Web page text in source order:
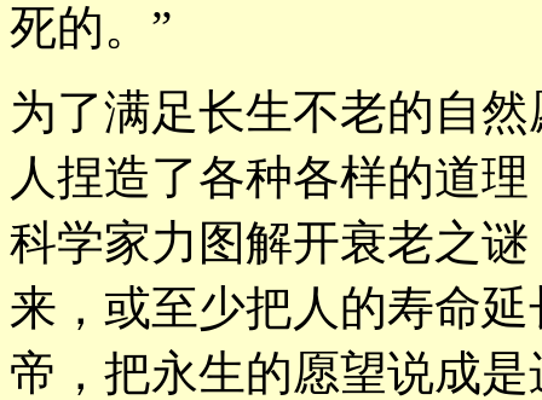
死的。”
为了满足长生不老的自
人捏造了各种各样的道
科学家力图解开衰老之
来，或至少把人的寿命
帝，把永生的愿望说成